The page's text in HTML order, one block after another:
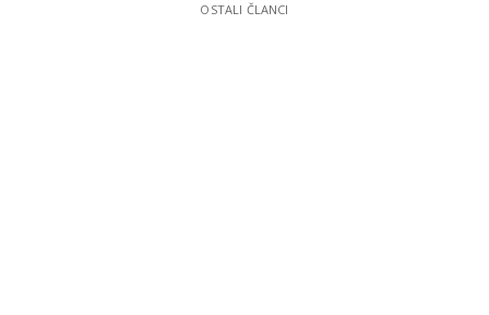
OSTALI ČLANCI